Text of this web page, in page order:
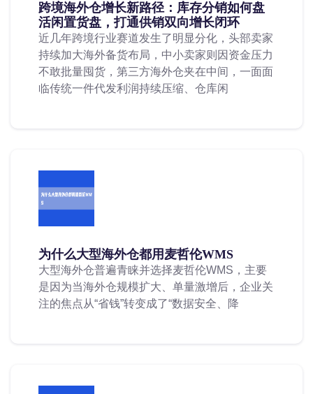
跨境海外仓增长新路径：库存分销如何盘
活闲置货盘，打通供销双向增长闭环
近几年跨境行业赛道发生了明显分化，头部卖家
持续加大海外备货布局，中小卖家则因资金压力
不敢批量囤货，第三方海外仓夹在中间，一面面
临传统一件代发利润持续压缩、仓库闲
为什么大型海外仓都用麦哲伦WMS
大型海外仓普遍青睐并选择麦哲伦WMS，主要
是因为当海外仓规模扩大、单量激增后，企业关
注的焦点从“省钱”转变成了“数据安全、降